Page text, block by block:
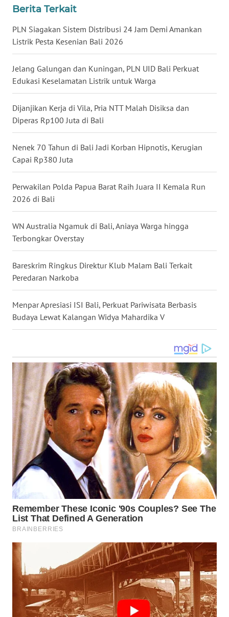
Berita Terkait
PLN Siagakan Sistem Distribusi 24 Jam Demi Amankan
Listrik Pesta Kesenian Bali 2026
Jelang Galungan dan Kuningan, PLN UID Bali Perkuat
Edukasi Keselamatan Listrik untuk Warga
Dijanjikan Kerja di Vila, Pria NTT Malah Disiksa dan
Diperas Rp100 Juta di Bali
Nenek 70 Tahun di Bali Jadi Korban Hipnotis, Kerugian
Capai Rp380 Juta
Perwakilan Polda Papua Barat Raih Juara II Kemala Run
2026 di Bali
WN Australia Ngamuk di Bali, Aniaya Warga hingga
Terbongkar Overstay
Bareskrim Ringkus Direktur Klub Malam Bali Terkait
Peredaran Narkoba
Menpar Apresiasi ISI Bali, Perkuat Pariwisata Berbasis
Budaya Lewat Kalangan Widya Mahardika V
KALTARA
KALSEL
KALTIM
WN
SULSEL
WN
GORONTALO
WN
SULUT
WN
WN
DANAU
TOBA
WN
NIAS
WN
LANGKAT
TAPANULI
SELATAN
WN
KARO